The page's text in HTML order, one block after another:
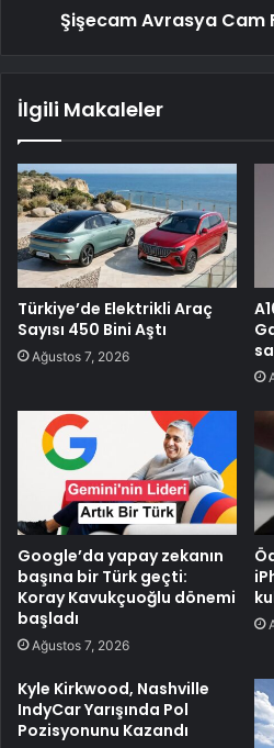
Şişecam Avrasya Cam
İlgili Makaleler
Türkiye’de Elektrikli Araç
Sayısı 450 Bini Aştı
Ağustos 7, 2026
Google’da yapay zekanın
başına bir Türk geçti:
Koray Kavukçuoğlu dönemi
başladı
Ağustos 7, 2026
Kyle Kirkwood, Nashville
IndyCar Yarışında Pol
Pozisyonunu Kazandı